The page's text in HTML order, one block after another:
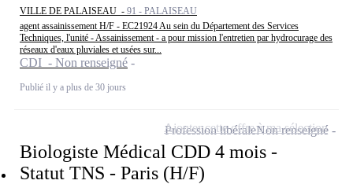
VILLE DE PALAISEAU - 91 - PALAISEAU
agent assainissement H/F - EC21924 Au sein du Département des Services
Techniques, l'unité - Assainissement - a pour mission l'entretien par hydrocurage des
réseaux d'eaux pluviales et usées sur...
CDI - Non renseigné
Publié il y a plus de 30 jours
Biologiste Médical CDD 4 mois -
Statut TNS - Paris (H/F)
Profession libéraleNon renseigné
Ajouter cette offre à ma sélection